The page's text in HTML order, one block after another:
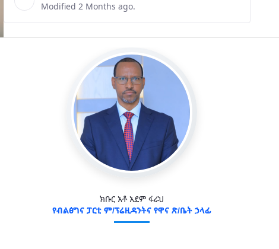
Modified 2 Months ago.
ክቡር አቶ አደም ፋራህ
የብልፅግና ፓርቲ ም/ፕሬዚዳንትና የዋና ጽ/ቤት ኃላፊ